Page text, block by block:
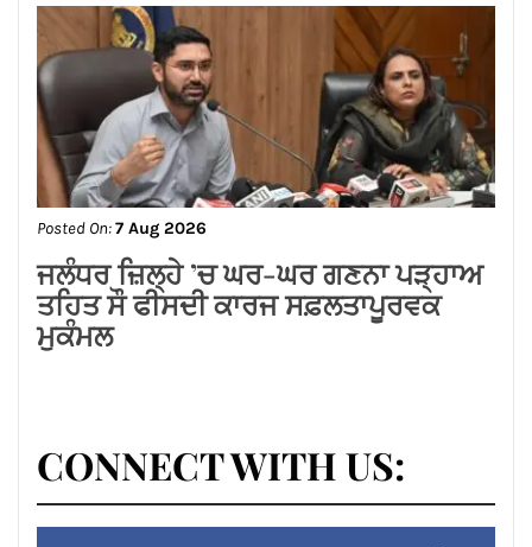
Posted On:7 Aug 2026
ਜਲੰਧਰ ਜ਼ਿਲ੍ਹੇ ’ਚ ਘਰ-ਘਰ ਗਣਨਾ ਪੜ੍ਹਾਅ
ਤਹਿਤ ਸੌ ਫੀਸਦੀ ਕਾਰਜ ਸਫ਼ਲਤਾਪੂਰਵਕ
ਮੁਕੰਮਲ
CONNECT WITH US: